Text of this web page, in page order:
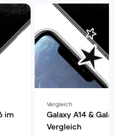
im
Vergleich
Galaxy A14 &
Vergleich